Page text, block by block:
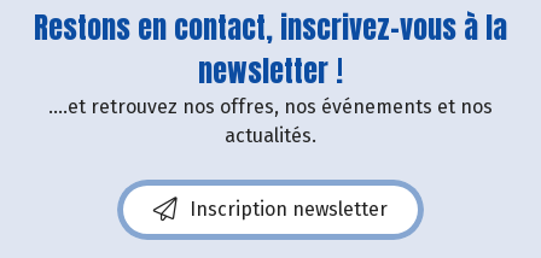
Restons en contact, inscrivez-vous à la
newsletter !
....et retrouvez nos offres, nos événements et nos
actualités.
Inscription newsletter